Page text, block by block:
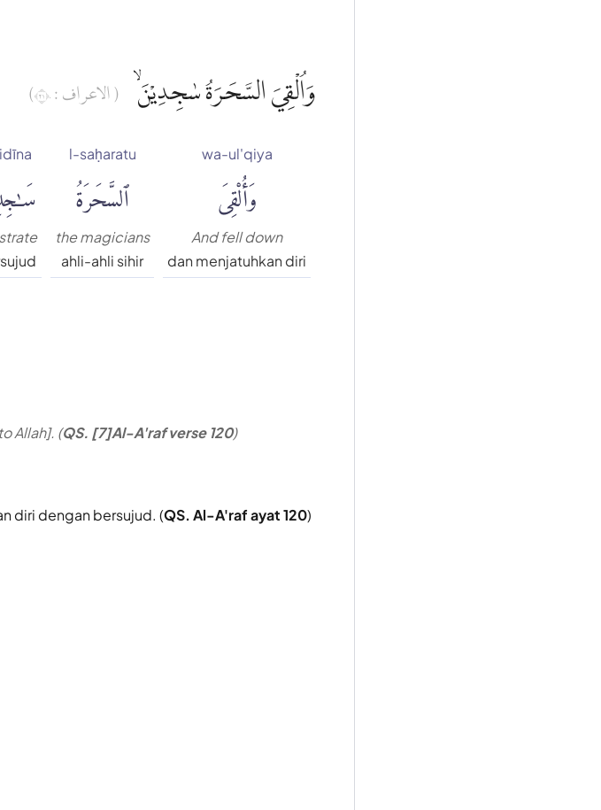
وَاُلْقِيَ السَّحَرَةُ سٰجِدِيْنَۙ ( الاعراف : ١٢٠)
wa-ul'qiya
وَأُلْقِىَ
And fell down
dan menjatuhkan diri
l-saḥaratu
ٱلسَّحَرَةُ
the magicians
ahli-ahli sihir
Allah]. (QS. [7]Al-A'raf verse 120)
diri dengan bersujud. (QS. Al-A'raf ayat 120)